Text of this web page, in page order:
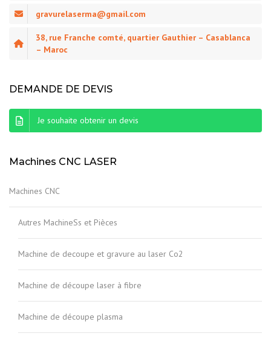
gravurelaserma@gmail.com
38, rue Franche comté, quartier Gauthier – Casablanca
– Maroc
DEMANDE DE DEVIS
Je souhaite obtenir un devis
Machines CNC LASER
Machines CNC
Autres MachineSs et Pièces
Machine de decoupe et gravure au laser Co2
Machine de découpe laser à fibre
Machine de découpe plasma